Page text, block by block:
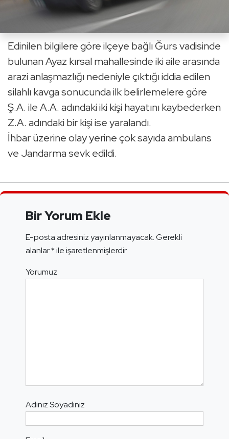
Edinilen bilgilere göre ilçeye bağlı Ğurs vadisinde
bulunan Ayaz kırsal mahallesinde iki aile arasında
arazi anlaşmazlığı nedeniyle çıktığı iddia edilen
silahlı kavga sonucunda ilk belirlemelere göre
Ş.A. ile A.A. adındaki iki kişi hayatını kaybederken
Z.A. adındaki bir kişi ise yaralandı.
İhbar üzerine olay yerine çok sayıda ambulans
ve Jandarma sevk edildi.
Bir Yorum Ekle
E-posta adresiniz yayınlanmayacak.Gerekli
alanlar*ile işaretlenmişlerdir
Yorumuz
Adınız Soyadınız